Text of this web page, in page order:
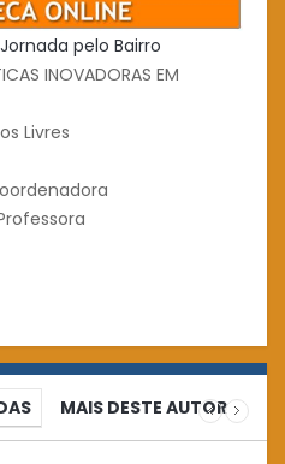
Jornada pelo Bairro
INOVADORAS EM
Livres
MAIS DESTE AUTOR